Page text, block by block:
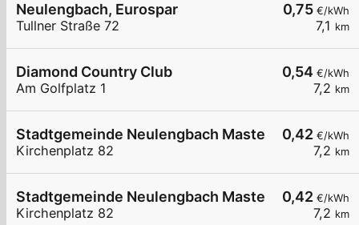
0,75 €/kWh
7,1 km
Neulengbach, Eurospar
Tullner Straße 72
0,54 €/kWh
7,2 km
Diamond Country Club
Am Golfplatz 1
0,42 €/kWh
7,2 km
Stadtgemeinde Neulengbach Master LP2
Kirchenplatz 82
0,42 €/kWh
7,2 km
Stadtgemeinde Neulengbach Master LP1
Kirchenplatz 82